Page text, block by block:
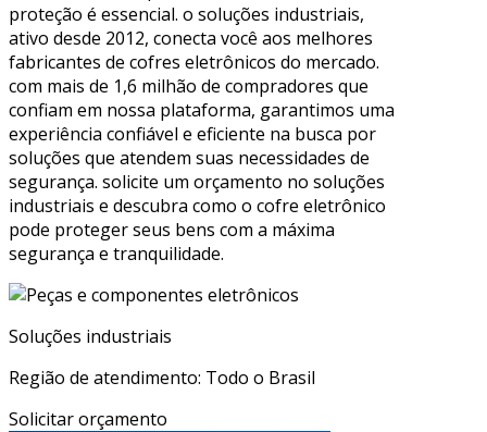
proteção é essencial. o soluções industriais,
ativo desde 2012, conecta você aos melhores
fabricantes de cofres eletrônicos do mercado.
com mais de 1,6 milhão de compradores que
confiam em nossa plataforma, garantimos uma
experiência confiável e eficiente na busca por
soluções que atendem suas necessidades de
segurança. solicite um orçamento no soluções
industriais e descubra como o cofre eletrônico
pode proteger seus bens com a máxima
segurança e tranquilidade.
Soluções industriais
Região de atendimento: Todo o Brasil
Solicitar orçamento